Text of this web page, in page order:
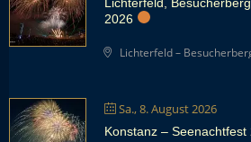
2026
Lichterfeld –
Sa., 8. August 2026
Konstanz – Seenachtfest